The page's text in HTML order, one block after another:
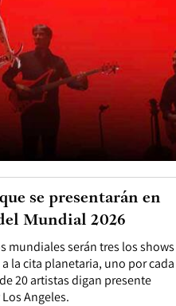
mundiales serán tres los shows
la cita planetaria, uno por cada
20 artistas digan presente
Angeles.
se presentarán en
Mundial 2026